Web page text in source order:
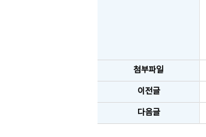
첨부파일
이전글
다음글